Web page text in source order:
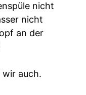
nicht
nicht
an der
wir auch.